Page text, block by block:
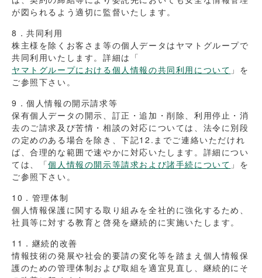
が図られるよう適切に監督いたします。
8．共同利用
株主様を除くお客さま等の個人データはヤマトグループで
共同利用いたします。詳細は「
ヤマトグループにおける個人情報の共同利用について 」を
ご参照下さい。
9．個人情報の開示請求等
保有個人データの開示、訂正・追加・削除、利用停止・消
去のご請求及び苦情・相談の対応については、法令に別段
の定めのある場合を除き、下記12.までご連絡いただけれ
ば、合理的な範囲で速やかに対応いたします。詳細につい
ては、「個人情報の開示等請求および諸手続について 」を
ご参照下さい。
10．管理体制
個人情報保護に関する取り組みを全社的に強化するため、
社員等に対する教育と啓発を継続的に実施いたします。
11．継続的改善
情報技術の発展や社会的要請の変化等を踏まえ個人情報保
護のための管理体制および取組を適宜見直し、継続的にそ